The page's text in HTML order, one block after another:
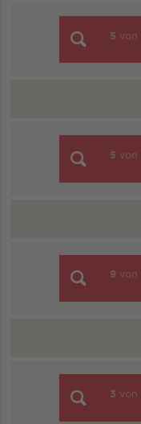
5 von
5 von
9 von
3 von